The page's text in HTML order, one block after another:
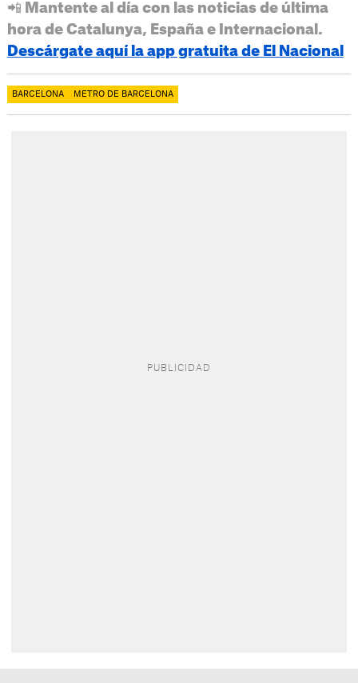
📲 Mantente al día con las noticias de última
hora de Catalunya, España e Internacional.
Descárgate aquí la app gratuita de El Nacional
BARCELONA METRO DE BARCELONA